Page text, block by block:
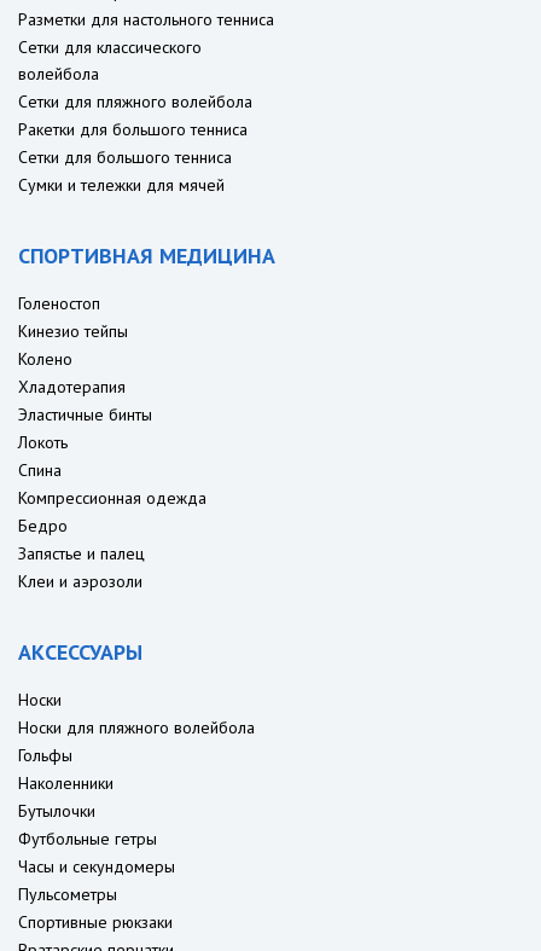
Разметки для настольного тенниса
Сетки для классического
волейбола
Сетки для пляжного волейбола
Ракетки для большого тенниса
Сетки для большого тенниса
Сумки и тележки для мячей
СПОРТИВНАЯ МЕДИЦИНА
Голеностоп
Кинезио тейпы
Колено
Хладотерапия
Эластичные бинты
Локоть
Спина
Компрессионная одежда
Бедро
Запястье и палец
Клеи и аэрозоли
АКСЕССУАРЫ
Носки
Носки для пляжного волейбола
Гольфы
Наколенники
Бутылочки
Футбольные гетры
Часы и секундомеры
Пульсометры
Спортивные рюкзаки